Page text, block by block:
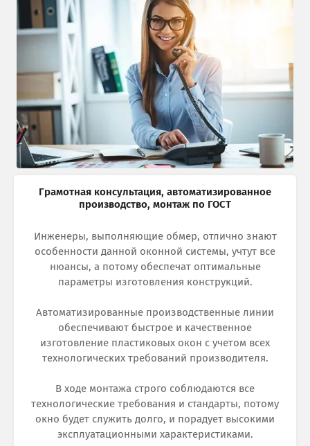
Грамотная консультация, автоматизированное
производство, монтаж по ГОСТ
Инженеры, выполняющие обмер, отлично знают
особенности данной оконной системы, учтут все
нюансы, а потому обеспечат оптимальные
параметры изготовления конструкций.
Автоматизированные производственные линии
обеспечивают быстрое и качественное
изготовление пластиковых окон с учетом всех
технологических требований производителя.
В ходе монтажа строго соблюдаются все
технологические требования и стандарты, потому
окно будет служить долго, и порадует высокими
эксплуатационными характеристиками.